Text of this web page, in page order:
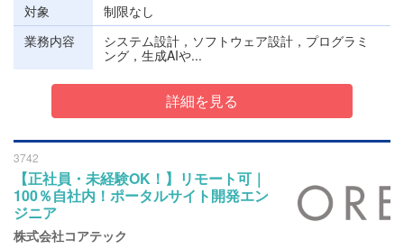
対象
制限なし
業務内容
システム設計，ソフトウェア設計，プログラミ
ング，生成AIや...
詳細を見る
3742
【正社員・未経験OK！】リモート可｜
100％自社内！ポータルサイト開発エン
ジニア
株式会社コアテック